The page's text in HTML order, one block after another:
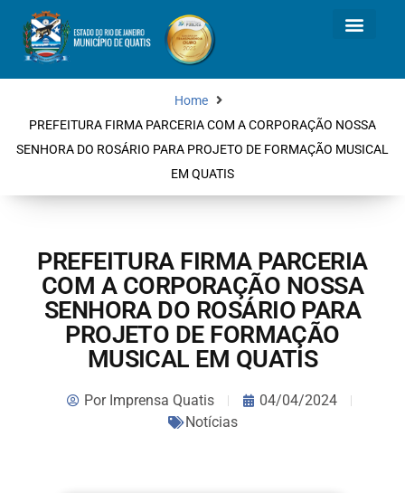
Home
PREFEITURA FIRMA PARCERIA COM A CORPORAÇÃO NOSSA
SENHORA DO ROSÁRIO PARA PROJETO DE FORMAÇÃO MUSICAL
EM QUATIS
PREFEITURA FIRMA PARCERIA
COM A CORPORAÇÃO NOSSA
SENHORA DO ROSÁRIO PARA
PROJETO DE FORMAÇÃO
MUSICAL EM QUATIS
PorImprensa Quatis
04/04/2024
Notícias